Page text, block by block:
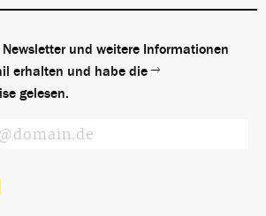
und weitere Informationen
erhalten und habe die
gelesen.